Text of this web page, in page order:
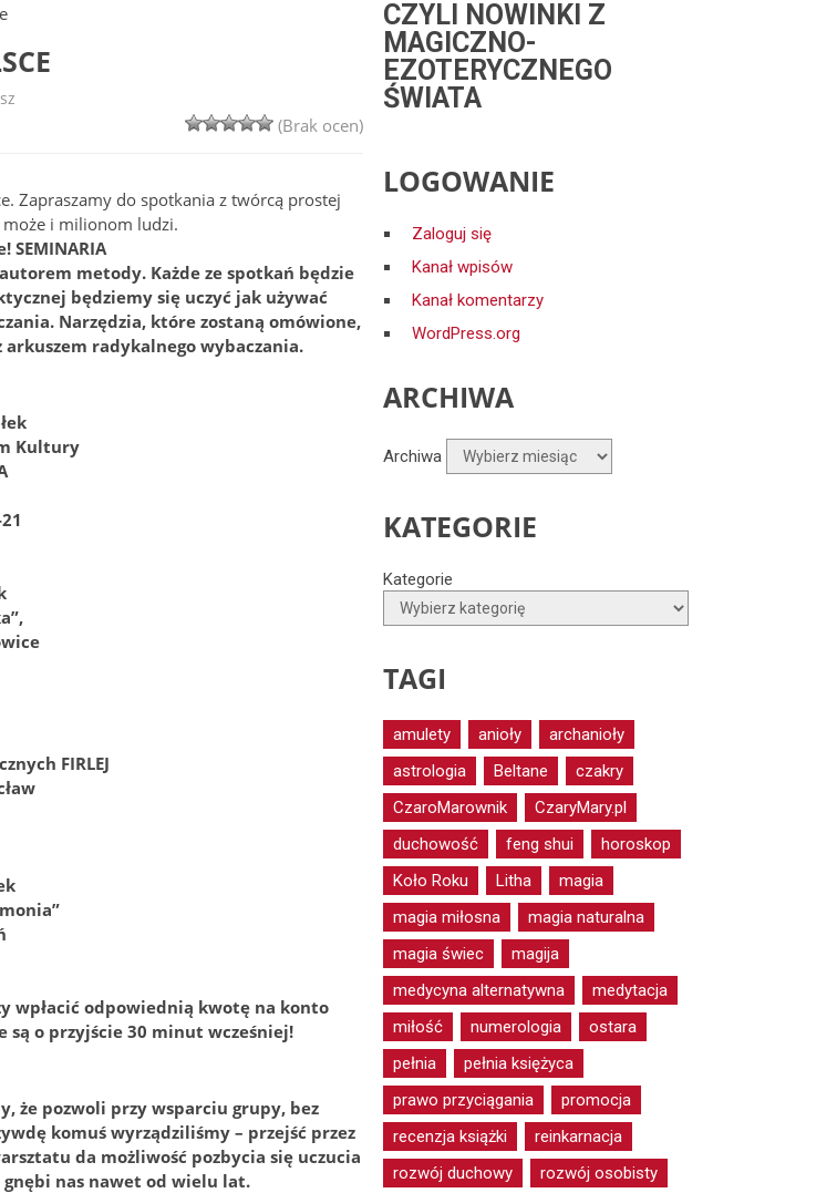
(Brak ocen)
Zapraszamy do spotkania z twórcą prostej
może i milionom ludzi.
SEMINARIA
metody. Każde ze spotkań będzie
będziemy się uczyć jak używać
Narzędzia, które zostaną omówione,
radykalnego wybaczania.
Kultury
FIRLEJ
wpłacić odpowiednią kwotę na konto
są o przyjście 30 minut wcześniej!
że pozwoli przy wsparciu grupy, bez
komuś wyrządziliśmy – przejść przez
da możliwość pozbycia się uczucia
gnębi nas nawet od wielu lat.
CZYLI NOWINKI Z
MAGICZNO-
EZOTERYCZNEGO
ŚWIATA
LOGOWANIE
Zaloguj się
Kanał wpisów
Kanał komentarzy
WordPress.org
ARCHIWA
Archiwa
KATEGORIE
Kategorie
TAGI
amulety anioły
archanioły
astrologia
Beltane
czakry
CzaroMarownik
CzaryMary.pl
duchowość
feng shui
horoskop
Koło Roku
Litha
magia
magia miłosna
magia naturalna
magia świec
magija
medycyna alternatywna
medytacja
miłość
numerologia
ostara
pełnia
pełnia księżyca
prawo przyciągania
promocja
recenzja książki
reinkarnacja
rozwój duchowy
rozwój osobisty